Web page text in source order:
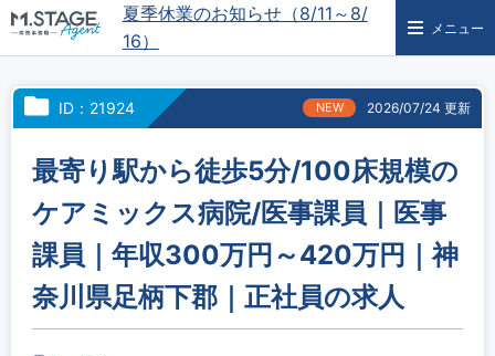
夏季休業のお知らせ（8/11～8/
16）
メニュー
ID：21924 NEW 2026/07/24 更新
最寄り駅から徒歩5分/100床規模の
ケアミックス病院/医事課員｜医事
課員｜年収300万円～420万円｜神
奈川県足柄下郡｜正社員の求人